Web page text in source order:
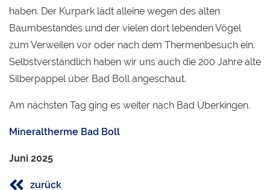
haben. Der Kurpark lädt alleine wegen des alten
Baumbestandes und der vielen dort lebenden Vögel
zum Verweilen vor oder nach dem Thermenbesuch ein.
Selbstverständlich haben wir uns auch die 200 Jahre alte
Silberpappel über Bad Boll angeschaut.
Am nächsten Tag ging es weiter nach Bad Überkingen.
Mineraltherme Bad Boll
Juni 2025
zurück